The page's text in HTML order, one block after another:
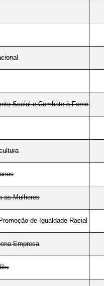
Social e Combate à Fome
as Mulheres
de Igualdade Racial
Empresa